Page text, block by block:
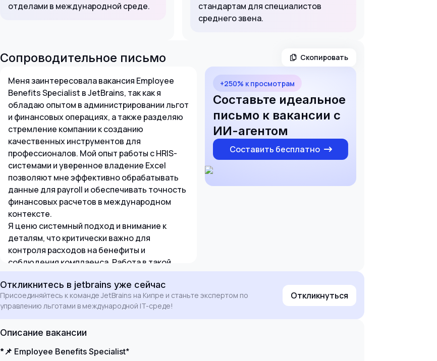
отделами в международной среде.
стандартам для специалистов
среднего звена.
Сопроводительное письмо Скопировать
Меня заинтересовала вакансия Employee
Benefits Specialist в JetBrains, так как я
обладаю опытом в администрировании льгот
и финансовых операциях, а также разделяю
стремление компании к созданию
качественных инструментов для
профессионалов. Мой опыт работы с HRIS-
системами и уверенное владение Excel
позволяют мне эффективно обрабатывать
данные для payroll и обеспечивать точность
финансовых расчетов в международном
контексте.
Я ценю системный подход и внимание к
деталям, что критически важно для
контроля расходов на бенефиты и
соблюдения комплаенса. Работа в такой
привлекает меня возможностью
оптимизировать процессы и
взаимодействовать с кросс-
Уверен, что мои аналитические навыки и
опыт в HR-операциях принесут пользу
+250% к просмотрам
Составьте идеальное
письмо к вакансии с
ИИ-агентом
Составить бесплатно
Откликнитесь в jetbrains уже сейчас
Присоединяйтесь к команде JetBrains на Кипре и станьте экспертом по
управлению льготами в международной IT-среде!
Откликнуться
Описание вакансии
*📌 Employee Benefits Specialist*